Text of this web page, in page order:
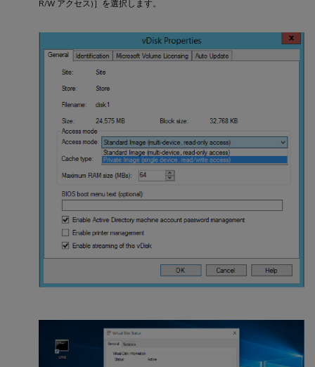
R/W アクセス)］を選択します。